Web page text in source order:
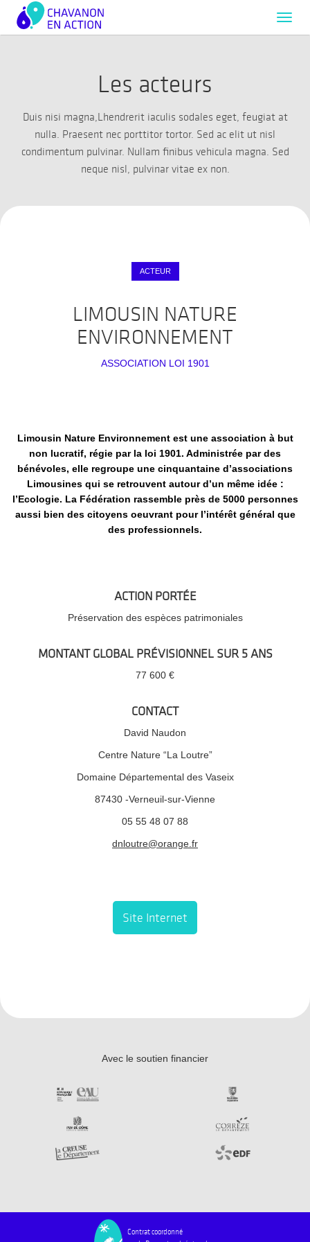
Les acteurs
Duis nisi magna,Lhendrerit iaculis sodales eget, feugiat at
nulla. Praesent nec porttitor tortor. Sed ac elit ut nisl
condimentum pulvinar. Nullam finibus vehicula magna. Sed
neque nisl, pulvinar vitae ex non.
ACTEUR
LIMOUSIN NATURE
ENVIRONNEMENT
ASSOCIATION LOI 1901
Limousin Nature Environnement est une association à but
non lucratif, régie par la loi 1901. Administrée par des
bénévoles, elle regroupe une cinquantaine d’associations
Limousines qui se retrouvent autour d’un même idée :
l’Ecologie. La Fédération rassemble près de 5000 personnes
aussi bien des citoyens oeuvrant pour l’intérêt général que
des professionnels.
ACTION PORTÉE
Préservation des espèces patrimoniales
MONTANT GLOBAL PRÉVISIONNEL SUR 5 ANS
77 600 €
CONTACT
David Naudon
Centre Nature “La Loutre”
Domaine Départemental des Vaseix
87430 -Verneuil-sur-Vienne
05 55 48 07 88
dnloutre@orange.fr
Site Internet
Avec le soutien financier
Contrat coordonné